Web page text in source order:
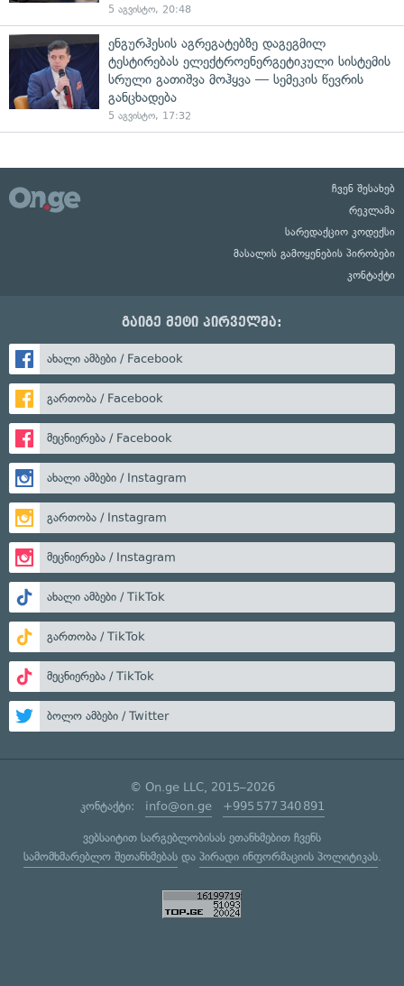
5 აგვისტო, 20:48
ენგურჰესის აგრეგატებზე დაგეგმილ
ტესტირებას ელექტროენერგეტიკული სისტემის
სრული გათიშვა მოჰყვა — სემეკის წევრის
განცხადება
5 აგვისტო, 17:32
ჩვენ შესახებ
რეკლამა
სარედაქციო კოდექსი
მასალის გამოყენების პირობები
კონტაქტი
გაიგე მეტი პირველმა:
ახალი ამბები / Facebook
გართობა / Facebook
მეცნიერება / Facebook
ახალი ამბები / Instagram
გართობა / Instagram
მეცნიერება / Instagram
ახალი ამბები / TikTok
გართობა / TikTok
მეცნიერება / TikTok
ბოლო ამბები / Twitter
© On.ge LLC, 2015–2026
კონტაქტი: info@on.ge +995 577 340 891
ვებსაიტით სარგებლობისას ეთანხმებით ჩვენს
სამომხმარებლო შეთანხმებასდა პირადი ინფორმაციის პოლიტიკას.